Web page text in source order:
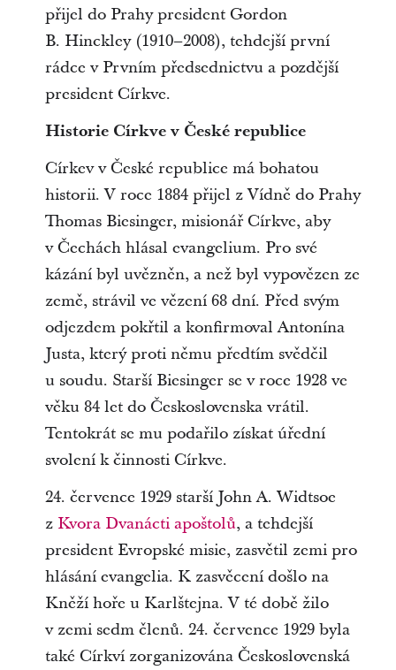
přijel do Prahy president Gordon
B. Hinckley (1910–2008), tehdejší první
rádce v Prvním předsednictvu a pozdější
president Církve.
Historie Církve v České republice
Církev v České republice má bohatou
historii. V roce 1884 přijel z Vídně do Prahy
Thomas Biesinger, misionář Církve, aby
v Čechách hlásal evangelium. Pro své
kázání byl uvězněn, a než byl vypovězen ze
země, strávil ve vězení 68 dní. Před svým
odjezdem pokřtil a konfirmoval Antonína
Justa, který proti němu předtím svědčil
u soudu. Starší Biesinger se v roce 1928 ve
věku 84 let do Československa vrátil.
Tentokrát se mu podařilo získat úřední
svolení k činnosti Církve.
24. července 1929 starší John A. Widtsoe
z Kvora Dvanácti apoštolů, a tehdejší
president Evropské misie, zasvětil zemi pro
hlásání evangelia. K zasvěcení došlo na
Kněží hoře u Karlštejna. V té době žilo
v zemi sedm členů. 24. července 1929 byla
také Církví zorganizována Československá